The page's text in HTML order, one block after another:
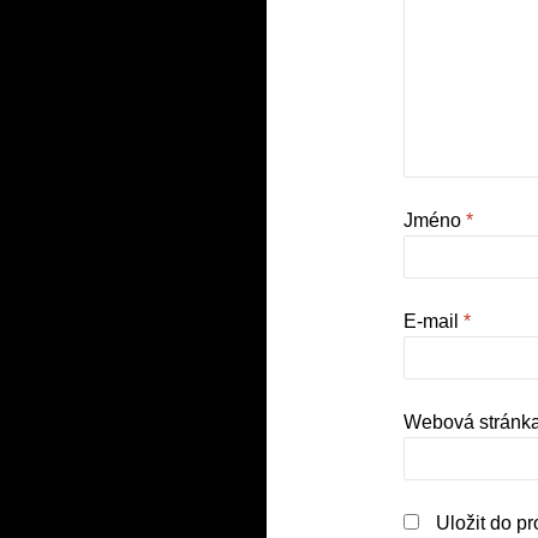
Jméno *
E-mail *
Webová
Uložit do